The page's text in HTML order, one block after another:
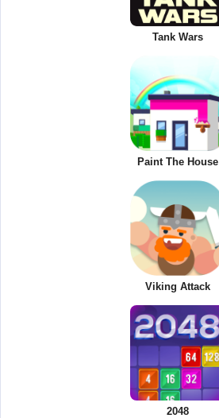
Tank Wars
Paint The House
Viking Attack
2048